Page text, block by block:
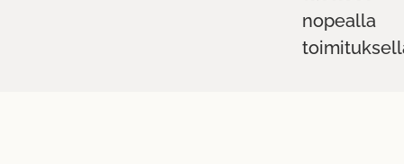
nopealla